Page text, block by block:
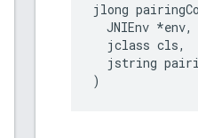
jlong
  JNIEnv *env,
  jclass cls,
jstring
)